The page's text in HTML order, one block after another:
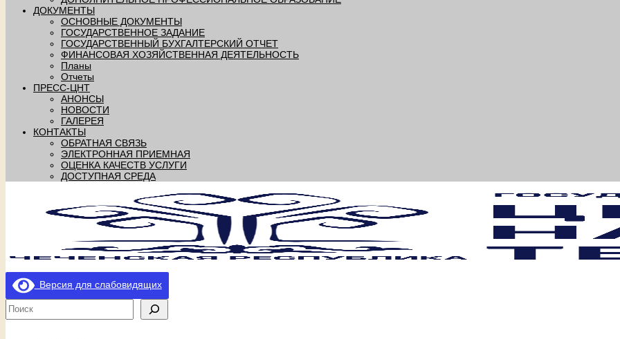
ДОКУМЕНТЫ
ОСНОВНЫЕ ДОКУМЕНТЫ
ГОСУДАРСТВЕННОЕ ЗАДАНИЕ
ГОСУДАРСТВЕННЫЙ БУХГАЛТЕРСКИЙ ОТЧЕТ
ФИНАНСОВАЯ ХОЗЯЙСТВЕННАЯ ДЕЯТЕЛЬНОСТЬ
Планы
Отчеты
ПРЕСС-ЦНТ
АНОНСЫ
НОВОСТИ
ГАЛЕРЕЯ
КОНТАКТЫ
ОБРАТНАЯ СВЯЗЬ
ЭЛЕКТРОННАЯ ПРИЕМНАЯ
ОЦЕНКА КАЧЕСТВ УСЛУГИ
ДОСТУПНАЯ СРЕДА
Версия для слабовидящих